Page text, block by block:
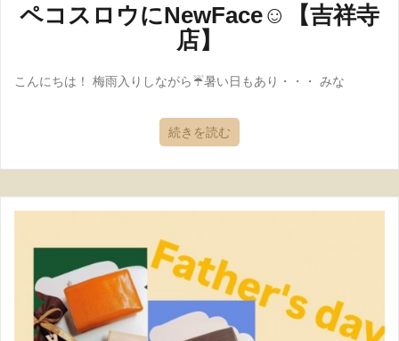
ペコスロウにNewFace☺【吉祥寺
店】
こんにちは！ 梅雨入りしながら☔暑い日もあり・・・ みな
続きを読む